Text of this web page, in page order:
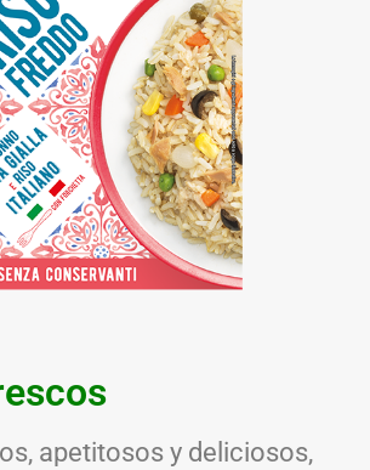
apetitosos y deliciosos,